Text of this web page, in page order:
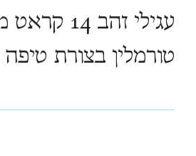
עגילי זהב
טורמלין בצורת טיפה